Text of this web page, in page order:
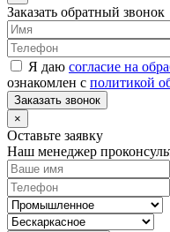
Заказать обратный звонок
Я даю согласие на
ознакомлен с политикой
Заказать звонок
×
Оставьте заявку
Наш менеджер